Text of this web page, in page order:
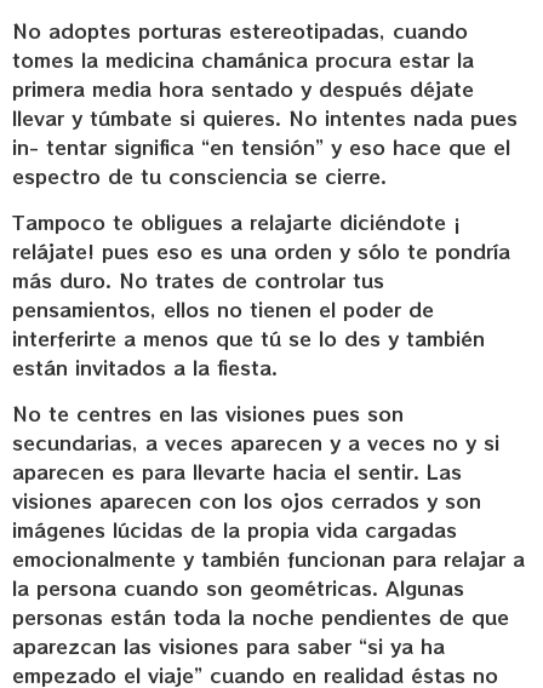
No adoptes porturas estereotipadas, cuando
tomes la medicina chamánica procura estar la
primera media hora sentado y después déjate
llevar y túmbate si quieres. No intentes nada pues
in- tentar significa “en tensión” y eso hace que el
espectro de tu consciencia se cierre.
Tampoco te obligues a relajarte diciéndote ¡
relájate! pues eso es una orden y sólo te pondría
más duro. No trates de controlar tus
pensamientos, ellos no tienen el poder de
interferirte a menos que tú se lo des y también
están invitados a la fiesta.
No te centres en las visiones pues son
secundarias, a veces aparecen y a veces no y si
aparecen es para llevarte hacia el sentir. Las
visiones aparecen con los ojos cerrados y son
imágenes lúcidas de la propia vida cargadas
emocionalmente y también funcionan para relajar a
la persona cuando son geométricas. Algunas
personas están toda la noche pendientes de que
aparezcan las visiones para saber “si ya ha
empezado el viaje” cuando en realidad éstas no